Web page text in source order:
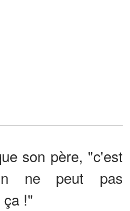
son père, "c'est
ne peut pas
ça !"